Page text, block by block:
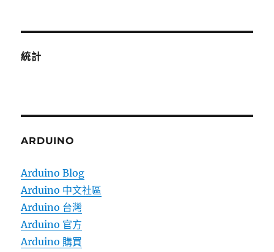
統計
ARDUINO
Arduino Blog
Arduino 中文社區
Arduino 台灣
Arduino 官方
Arduino 購買